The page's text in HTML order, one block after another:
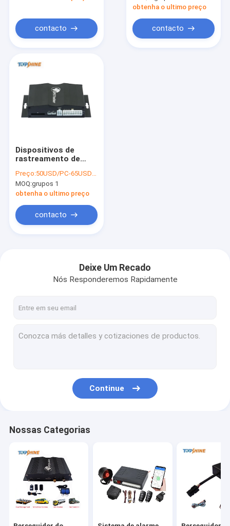
contacto
alarme esperto do
obtenha o ultimo preço
contacto
Dispositivos de
rastreamento de
GSM GPS com
câmera para fotos
instantâneas para
roubado
Preço:50USD/PC-65USD/PC
MOQ:grupos 1
obtenha o ultimo preço
contacto
Deixe Um Recado
Nós Responderemos Rapidamente
Continue
Nossas Categorias